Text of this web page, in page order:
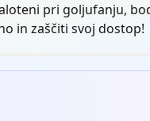
pri goljufanju,
in zaščiti svoj dostop!